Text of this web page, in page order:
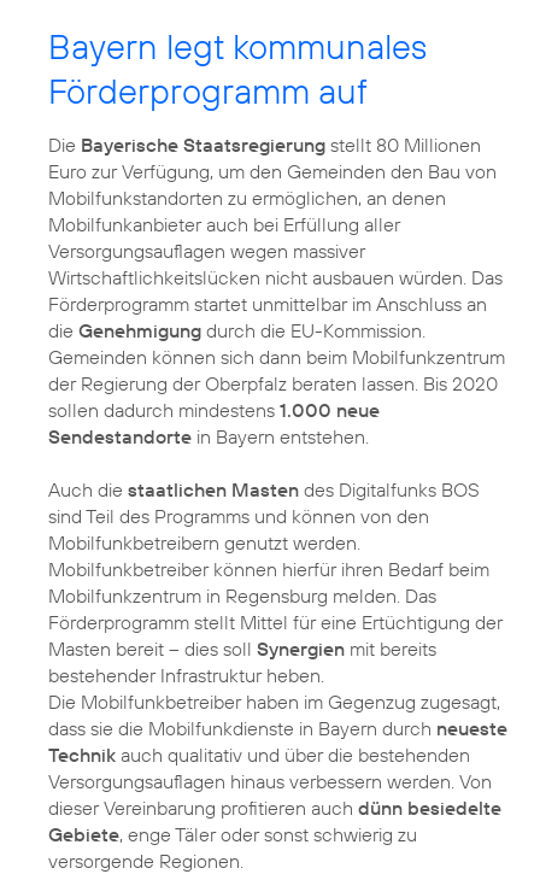
Bayern legt kommunales
Förderprogramm auf
Die Bayerische Staatsregierung stellt 80 Millionen
Euro zur Verfügung, um den Gemeinden den Bau von
Mobilfunkstandorten zu ermöglichen, an denen
Mobilfunkanbieter auch bei Erfüllung aller
Versorgungsauflagen wegen massiver
Wirtschaftlichkeitslücken nicht ausbauen würden. Das
Förderprogramm startet unmittelbar im Anschluss an
die Genehmigung durch die EU-Kommission.
Gemeinden können sich dann beim Mobilfunkzentrum
der Regierung der Oberpfalz beraten lassen. Bis 2020
sollen dadurch mindestens 1.000 neue
Sendestandorte in Bayern entstehen.
Auch die staatlichen Masten des Digitalfunks BOS
sind Teil des Programms und können von den
Mobilfunkbetreibern genutzt werden.
Mobilfunkbetreiber können hierfür ihren Bedarf beim
Mobilfunkzentrum in Regensburg melden. Das
Förderprogramm stellt Mittel für eine Ertüchtigung der
Masten bereit – dies soll Synergien mit bereits
bestehender Infrastruktur heben.
Die Mobilfunkbetreiber haben im Gegenzug zugesagt,
dass sie die Mobilfunkdienste in Bayern durch neueste
Technik auch qualitativ und über die bestehenden
Versorgungsauflagen hinaus verbessern werden. Von
dieser Vereinbarung profitieren auch dünn besiedelte
Gebiete, enge Täler oder sonst schwierig zu
versorgende Regionen.